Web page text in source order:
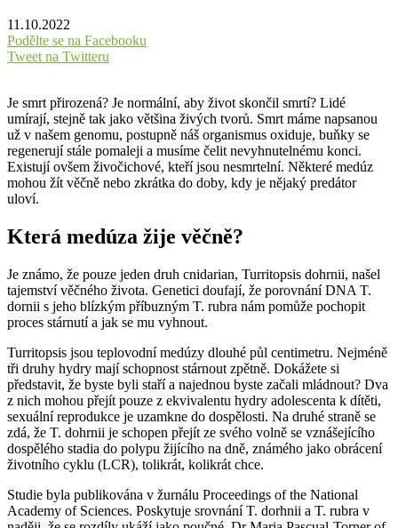
11.10.2022
Podělte se na Facebooku
Tweet na Twitteru
Je smrt přirozená? Je normální, aby život skončil smrtí? Lidé
umírají, stejně tak jako většina živých tvorů. Smrt máme napsanou
už v našem genomu, postupně náš organismus oxiduje, buňky se
regenerují stále pomaleji a musíme čelit nevyhnutelnému konci.
Existují ovšem živočichové, kteří jsou nesmrtelní. Některé medúz
mohou žít věčně nebo zkrátka do doby, kdy je nějaký predátor
uloví.
Která medúza žije věčně?
Je známo, že pouze jeden druh cnidarian, Turritopsis dohrnii, našel
tajemství věčného života. Genetici doufají, že porovnání DNA T.
dornii s jeho blízkým příbuzným T. rubra nám pomůže pochopit
proces stárnutí a jak se mu vyhnout.
Turritopsis jsou teplovodní medúzy dlouhé půl centimetru. Nejméně
tři druhy hydry mají schopnost stárnout zpětně. Dokážete si
představit, že byste byli staří a najednou byste začali mládnout? Dva
z nich mohou přejít pouze z ekvivalentu hydry adolescenta k dítěti,
sexuální reprodukce je uzamkne do dospělosti. Na druhé straně se
zdá, že T. dohrnii je schopen přejít ze svého volně se vznášejícího
dospělého stadia do polypu žijícího na dně, známého jako obrácení
životního cyklu (LCR), tolikrát, kolikrát chce.
Studie byla publikována v žurnálu Proceedings of the National
Academy of Sciences. Poskytuje srovnání T. dorhnii a T. rubra v